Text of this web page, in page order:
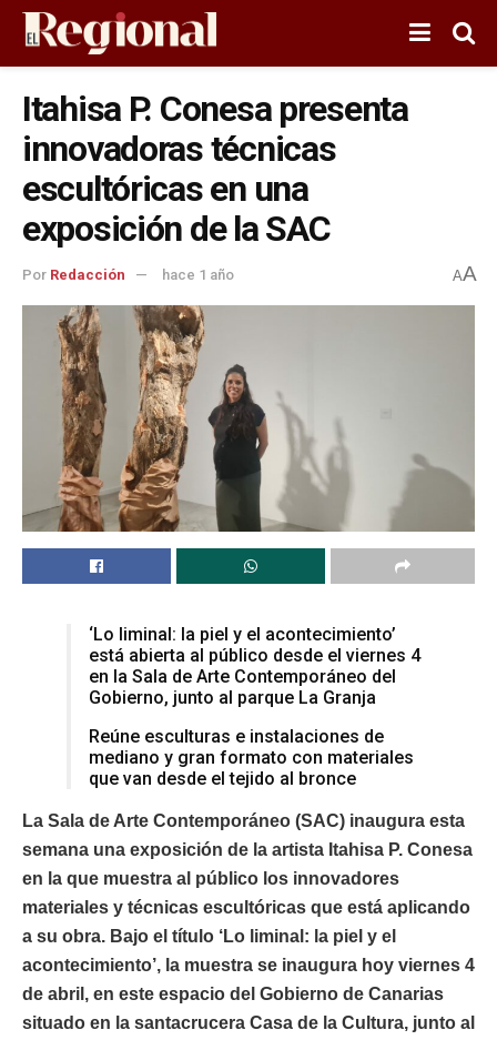
Itahisa P. Conesa presenta
innovadoras técnicas
escultóricas en una
exposición de la SAC
Por Redacción hace 1 año AA
‘Lo liminal: la piel y el acontecimiento’
está abierta al público desde el viernes 4
en la Sala de Arte Contemporáneo del
Gobierno, junto al parque La Granja
Reúne esculturas e instalaciones de
mediano y gran formato con materiales
que van desde el tejido al bronce
La Sala de Arte Contemporáneo (SAC) inaugura esta
semana una exposición de la artista Itahisa P. Conesa
en la que muestra al público los innovadores
materiales y técnicas escultóricas que está aplicando
a su obra. Bajo el título ‘Lo liminal: la piel y el
acontecimiento’, la muestra se inaugura hoy viernes 4
de abril, en este espacio del Gobierno de Canarias
situado en la santacrucera Casa de la Cultura, junto al